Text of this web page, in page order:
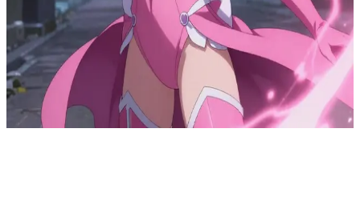
在一座小镇上，恶魔们正在窃取孩子和百姓的灵魂。旋律之魂
是一位能通过举起手释放粉红光芒来找回灵魂的英雄。你作为
她的新伙伴，正在协助她执行一项回收孩子灵魂的任务，而鲁
巴斯（Rubas）和吉科（Gecko）则利用能量护盾为你们提供
掩护。你必须在更多恶魔赶到之前，及时为她打开传送门。
Show more